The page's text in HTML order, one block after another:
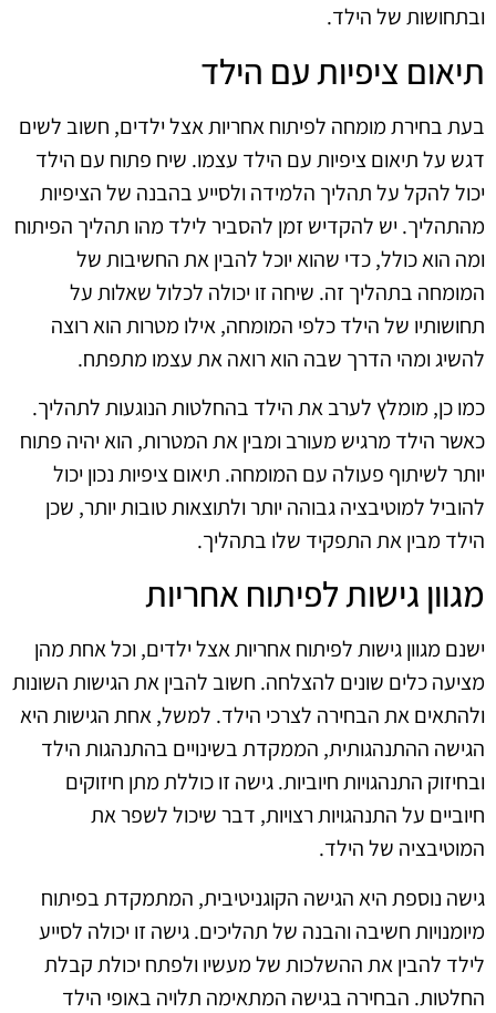
ובתחושות של הילד.
תיאום ציפיות עם הילד
בעת בחירת מומחה לפיתוח אחריות אצל ילדים, חשוב לשים
דגש על תיאום ציפיות עם הילד עצמו. שיח פתוח עם הילד
יכול להקל על תהליך הלמידה ולסייע בהבנה של הציפיות
מהתהליך. יש להקדיש זמן להסביר לילד מהו תהליך הפיתוח
ומה הוא כולל, כדי שהוא יוכל להבין את החשיבות של
המומחה בתהליך זה. שיחה זו יכולה לכלול שאלות על
תחושותיו של הילד כלפי המומחה, אילו מטרות הוא רוצה
להשיג ומהי הדרך שבה הוא רואה את עצמו מתפתח.
כמו כן, מומלץ לערב את הילד בהחלטות הנוגעות לתהליך.
כאשר הילד מרגיש מעורב ומבין את המטרות, הוא יהיה פתוח
יותר לשיתוף פעולה עם המומחה. תיאום ציפיות נכון יכול
להוביל למוטיבציה גבוהה יותר ולתוצאות טובות יותר, שכן
הילד מבין את התפקיד שלו בתהליך.
מגוון גישות לפיתוח אחריות
ישנם מגוון גישות לפיתוח אחריות אצל ילדים, וכל אחת מהן
מציעה כלים שונים להצלחה. חשוב להבין את הגישות השונות
ולהתאים את הבחירה לצרכי הילד. למשל, אחת הגישות היא
הגישה ההתנהגותית, הממקדת בשינויים בהתנהגות הילד
ובחיזוק התנהגויות חיוביות. גישה זו כוללת מתן חיזוקים
חיוביים על התנהגויות רצויות, דבר שיכול לשפר את
המוטיבציה של הילד.
גישה נוספת היא הגישה הקוגניטיבית, המתמקדת בפיתוח
מיומנויות חשיבה והבנה של תהליכים. גישה זו יכולה לסייע
לילד להבין את ההשלכות של מעשיו ולפתח יכולת קבלת
החלטות. הבחירה בגישה המתאימה תלויה באופי הילד